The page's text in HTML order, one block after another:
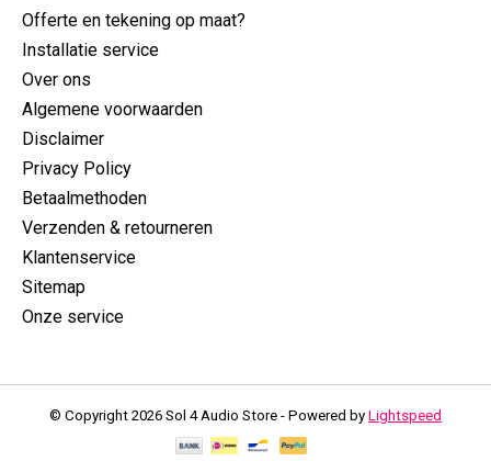
Offerte en tekening op maat?
Installatie service
Over ons
Algemene voorwaarden
Disclaimer
Privacy Policy
Betaalmethoden
Verzenden & retourneren
Klantenservice
Sitemap
Onze service
© Copyright 2026 Sol 4 Audio Store - Powered by Lightspeed